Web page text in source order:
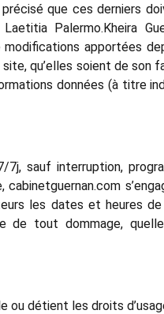
que ces derniers
Palermo.Kheira
apportées
qu’elles soient de son
données (à titre
sauf interruption,
les dates et heures de
de tout dommage,
détient les droits